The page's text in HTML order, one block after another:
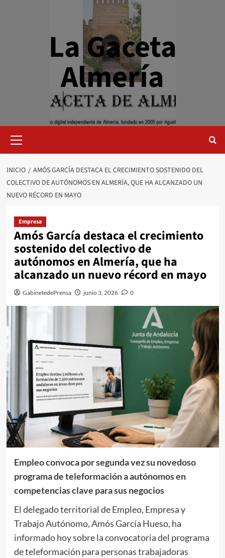
La Gaceta
Almería
primario
INICIO
AMÓS GARCÍA DESTACA EL CRECIMIENTO SOSTENIDO DEL
COLECTIVO DE AUTÓNOMOS EN ALMERÍA, QUE HA ALCANZADO UN
NUEVO RÉCORD EN MAYO
Empresa
Amós García destaca el crecimiento
sostenido del colectivo de
autónomos en Almería, que ha
alcanzado un nuevo récord en mayo
GabinetedePrensa junio 3, 2026 0
Empleo convoca por segunda vez su novedoso
programa de teleformación a autónomos en
competencias clave para sus negocios
El delegado territorial de Empleo, Empresa y
Trabajo Autónomo, Amós García Hueso, ha
informado hoy sobre la convocatoria del programa
de teleformación para personas trabajadoras